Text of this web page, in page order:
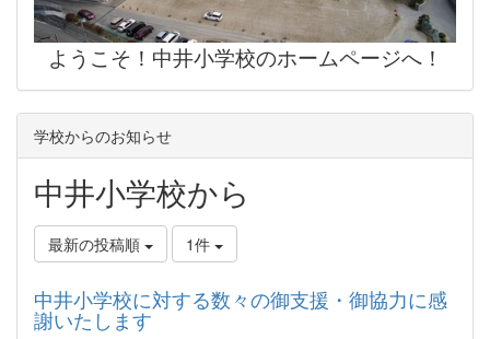
ようこそ！中井小学校のホームページへ！
学校からのお知らせ
中井小学校から
最新の投稿順 1件
中井小学校に対する数々の御支援・御協力に感
謝いたします